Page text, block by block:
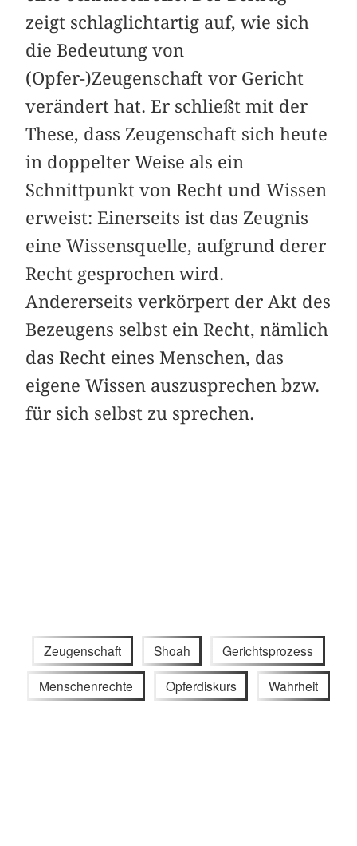
zeigt schlaglichtartig auf, wie sich
die Bedeutung von
(Opfer-)Zeugenschaft vor Gericht
verändert hat. Er schließt mit der
These, dass Zeugenschaft sich heute
in doppelter Weise als ein
Schnittpunkt von Recht und Wissen
erweist: Einerseits ist das Zeugnis
eine Wissensquelle, aufgrund derer
Recht gesprochen wird.
Andererseits verkörpert der Akt des
Bezeugens selbst ein Recht, nämlich
das Recht eines Menschen, das
eigene Wissen auszusprechen bzw.
für sich selbst zu sprechen.
Zeugenschaft Shoah Gerichtsprozess
Menschenrechte Opferdiskurs Wahrheit